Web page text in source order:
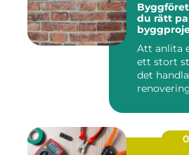
Byggföretag
du rätt
Att anlita
ett stort
det